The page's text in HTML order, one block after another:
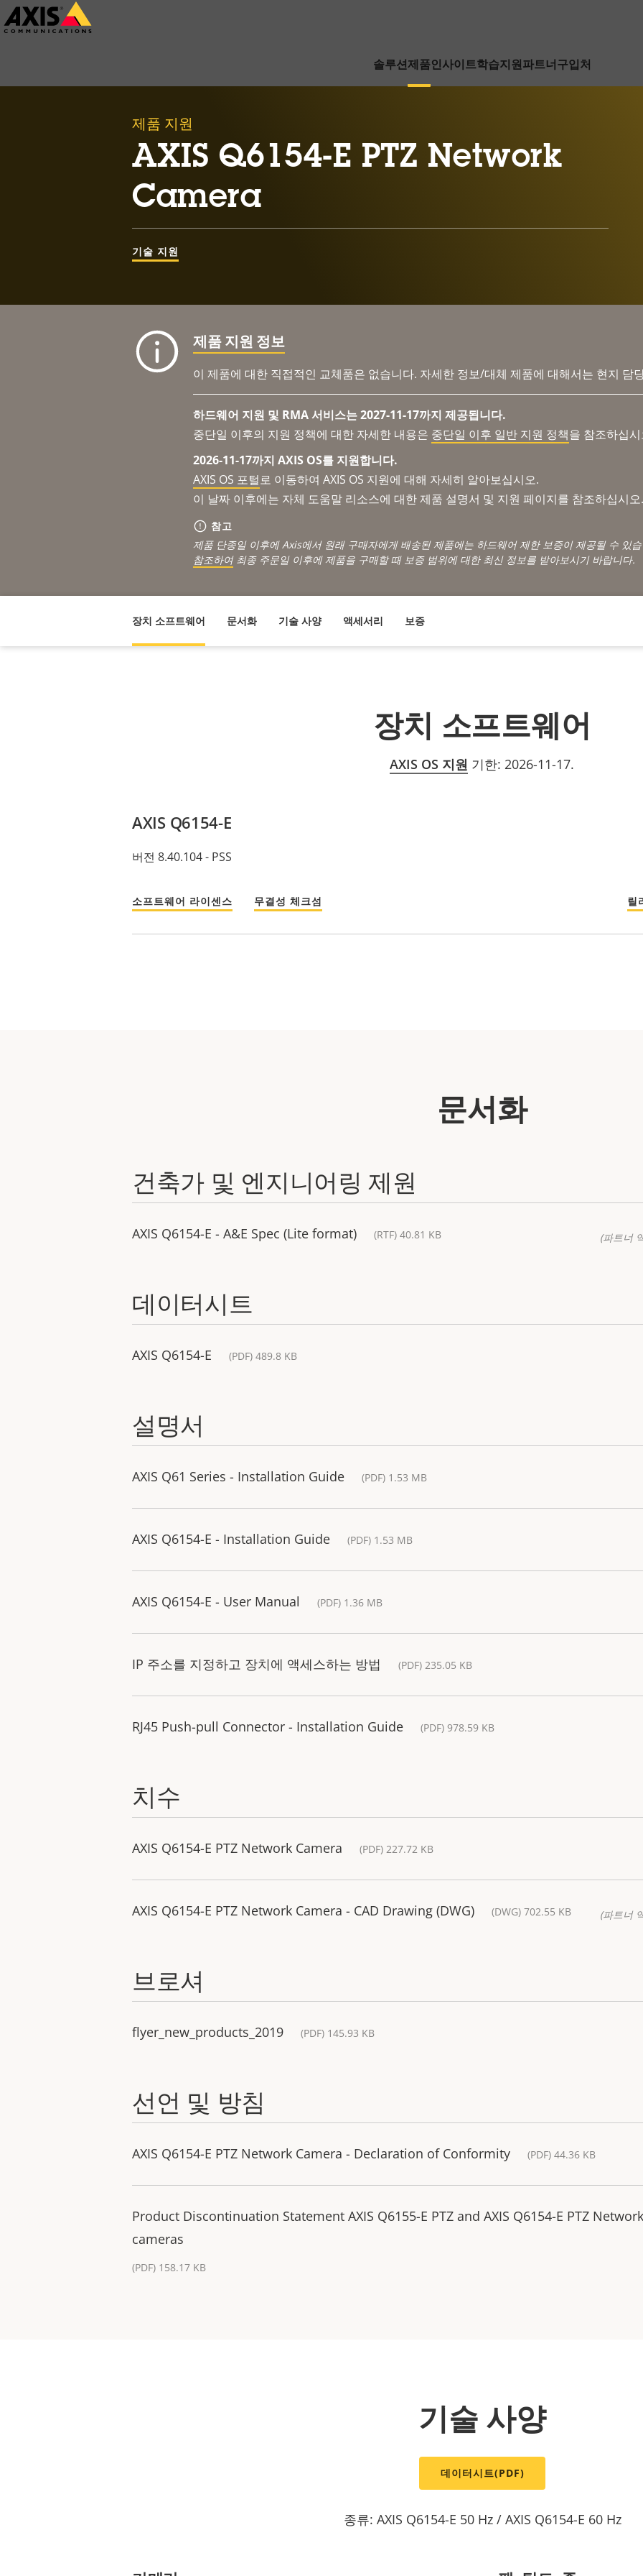
주
요
솔루션제품인사이트학습지원파트너구입처
제품 지원
AXIS Q6154-E PTZ Network
Camera
기술 지원
제품 지원 정보
이 제품에 대한 직접적인 교체품은 없습니다. 자세한 정보/대체 제품에 대해서는 현지 담
하드웨어 지원 및 RMA 서비스는 2027-11-17까지 제공됩니다.
중단일 이후의 지원 정책에 대한 자세한 내용은 중단일 이후 일반 지원 정책을 참조하십시
2026-11-17까지 AXIS OS를 지원합니다.
AXIS OS 포털로 이동하여 AXIS OS 지원에 대해 자세히 알아보십시오.
이 날짜 이후에는 자체 도움말 리소스에 대한 제품 설명서 및 지원 페이지를 참조하십시오.
참고
제품 단종일 이후에 Axis에서 원래 구매자에게 배송된 제품에는 하드웨어 제한 보증이 제공될 수 있
참조하여최종 주문일 이후에 제품을 구매할 때 보증 범위에 대한 최신 정보를 받아보시기 바랍니다.
장치 소프트웨어 문서화 기술 사양 액세서리 보증
장치 소프트웨어
AXIS OS 지원 기한: 2026-11-17.
AXIS Q6154-E
버전 8.40.104 - PSS
소프트웨어 라이센스 무결성 체크섬 릴
문서화
건축가 및 엔지니어링 제원
AXIS Q6154-E - A&E Spec (Lite format) (RTF) 40.81 KB (파트너
데이터시트
AXIS Q6154-E (PDF) 489.8 KB
설명서
AXIS Q61 Series - Installation Guide (PDF) 1.53 MB
AXIS Q6154-E - Installation Guide (PDF) 1.53 MB
AXIS Q6154-E - User Manual (PDF) 1.36 MB
IP 주소를 지정하고 장치에 액세스하는 방법 (PDF) 235.05 KB
RJ45 Push-pull Connector - Installation Guide (PDF) 978.59 KB
치수
AXIS Q6154-E PTZ Network Camera (PDF) 227.72 KB
AXIS Q6154-E PTZ Network Camera - CAD Drawing (DWG) (DWG) 702.55 KB (파트너
브로셔
flyer_new_products_2019 (PDF) 145.93 KB
선언 및 방침
AXIS Q6154-E PTZ Network Camera - Declaration of Conformity (PDF) 44.36 KB
Product Discontinuation Statement AXIS Q6155-E PTZ and AXIS Q6154-E PTZ Network
cameras
(PDF) 158.17 KB
기술 사양
데이터시트(PDF)
종류: AXIS Q6154-E 50 Hz / AXIS Q6154-E 60 Hz